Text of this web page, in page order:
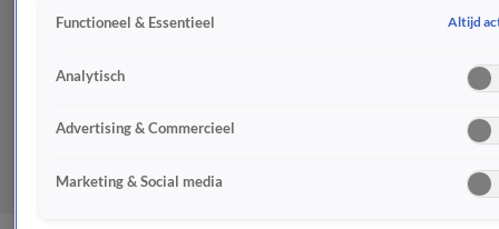
Functioneel & Essentieel Altijd
Analytisch
Advertising & Commercieel
Marketing & Social media